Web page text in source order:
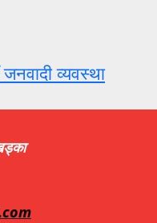
व्यवस्था